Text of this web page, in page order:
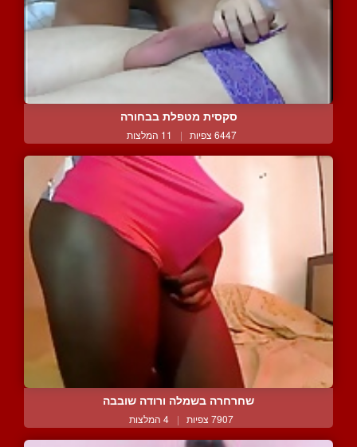
סקסית מטפלת בבחורה
6447 צפיות | 11 המלצות
שחרחרה בשמלה ורודה שובבה
7907 צפיות | 4 המלצות